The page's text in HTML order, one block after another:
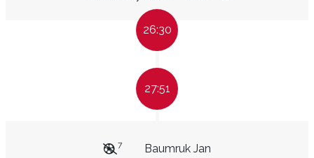
26:30
27:51
Baumruk Jan
7